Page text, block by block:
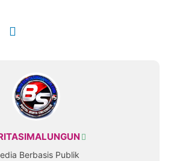
Berbasis Publik